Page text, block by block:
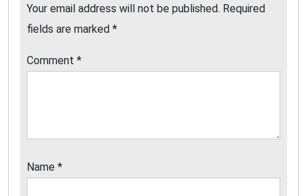
Your email address will not be published. Required
fields are marked *
Comment *
Name *